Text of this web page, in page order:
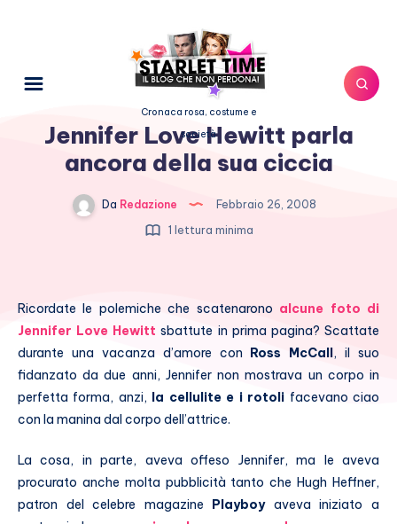
Cronaca rosa, costume e
società
Jennifer Love Hewitt parla
ancora della sua ciccia
Da Redazione
Febbraio 26, 2008
1 lettura minima
Ricordate le polemiche che scatenarono alcune foto di
Jennifer Love Hewittsbattute in prima pagina? Scattate
durante una vacanza d’amore con Ross McCall, il suo
fidanzato da due anni, Jennifer non mostrava un corpo in
perfetta forma, anzi, la cellulite e i rotoli facevano ciao
con la manina dal corpo dell’attrice.
La cosa, in parte, aveva offeso Jennifer, ma le aveva
procurato anche molta pubblicità tanto che Hugh Heffner,
patron del celebre magazine Playboyaveva iniziato a